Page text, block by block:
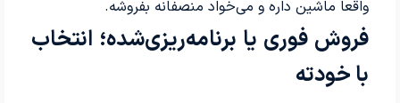
واقعاً ماشین داره و می‌خواد منصفانه بفروشه.
فروش فوری یا برنامه‌ریزی‌شده؛ انتخاب
با خودته